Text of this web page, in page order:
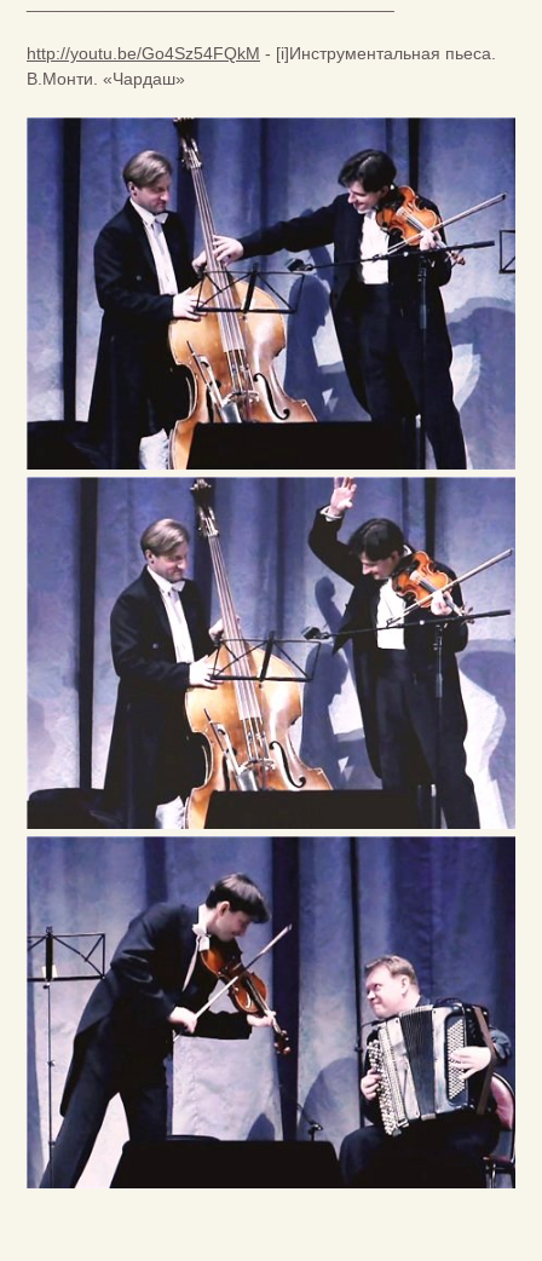
http://youtu.be/Go4Sz54FQkM - [i]Инструментальная пьеса.
В.Монти. «Чардаш»